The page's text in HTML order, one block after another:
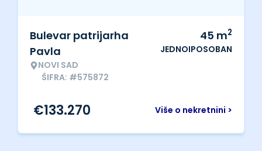
Bulevar patrijarha
Pavla
NOVI SAD
ŠIFRA: #575872
45 m2
JEDNOIPOSOBAN
Više o nekretnini >
€133.270